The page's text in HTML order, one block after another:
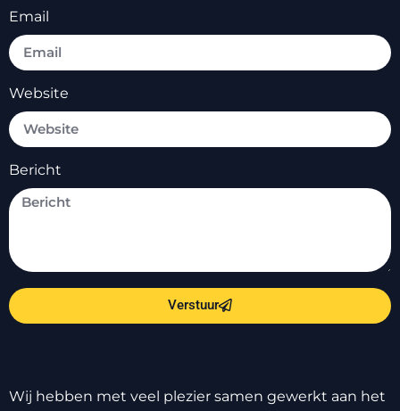
Email
Website
Bericht
Verstuur
Wij hebben met veel plezier samen gewerkt aan het